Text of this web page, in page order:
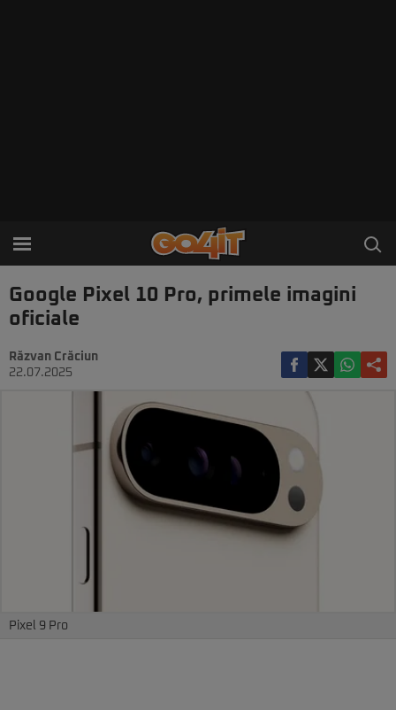
Google Pixel 10 Pro, primele imagini
oficiale
Răzvan Crăciun
22.07.2025
Pixel 9 Pro